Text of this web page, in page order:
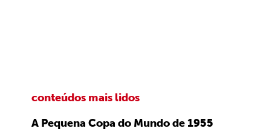
conteúdos mais lidos
A Pequena Copa do Mundo de 1955